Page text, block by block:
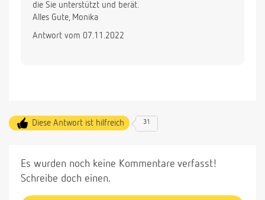
die Sie unterstützt und berät.
Alles Gute, Monika
Antwort vom 07.11.2022
Diese Antwort ist hilfreich 31
Es wurden noch keine Kommentare verfasst!
Schreibe doch einen.